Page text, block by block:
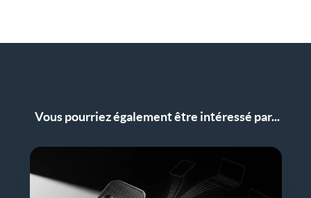
Vous pourriez également être intéressé par...